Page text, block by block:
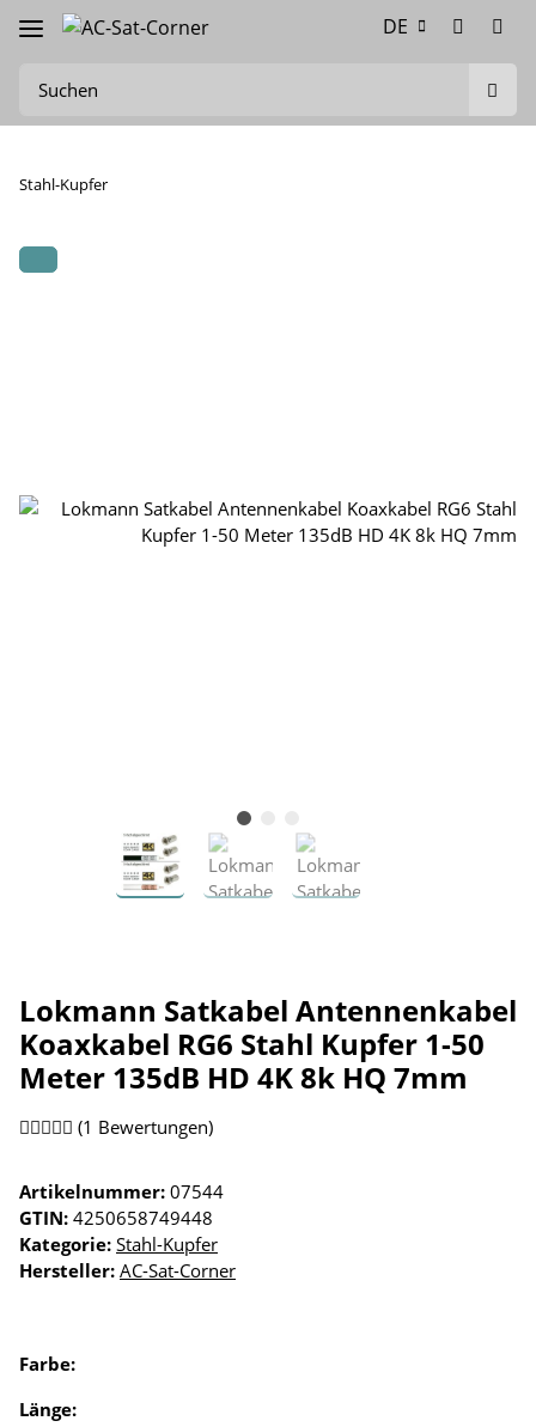
DE
Stahl-Kupfer
Lokmann Satkabel Antennenkabel
Koaxkabel RG6 Stahl Kupfer 1-50
Meter 135dB HD 4K 8k HQ 7mm
(1 Bewertungen)
Artikelnummer: 07544
GTIN: 4250658749448
Kategorie: Stahl-Kupfer
Hersteller: AC-Sat-Corner
Farbe:
Länge: